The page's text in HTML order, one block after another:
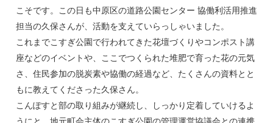
こそです。この日も中原区の道路公園センター 協働利活用推進
担当の久保さんが、活動を支えていらっしゃいました。
これまでこすぎ公園で行われてきた花壇づくりやコンポスト講
座などのイベントや、ここでつくられた堆肥で育った花の元気
さ、住民参加の脱炭素や協働の経過など、たくさんの資料とと
もに教えてくださった久保さん。
こんぽすと部の取り組みが継続し、しっかり定着していけるよ
うにと、地元町会主体のこすぎ公園の管理運営協議会との連携